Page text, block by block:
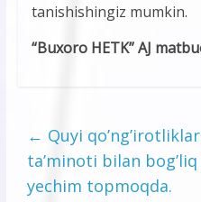
tanishishingiz mumkin.
“Buxoro HETK” AJ
← Quyi
ta’minoti bilan
yechim topmoqda.